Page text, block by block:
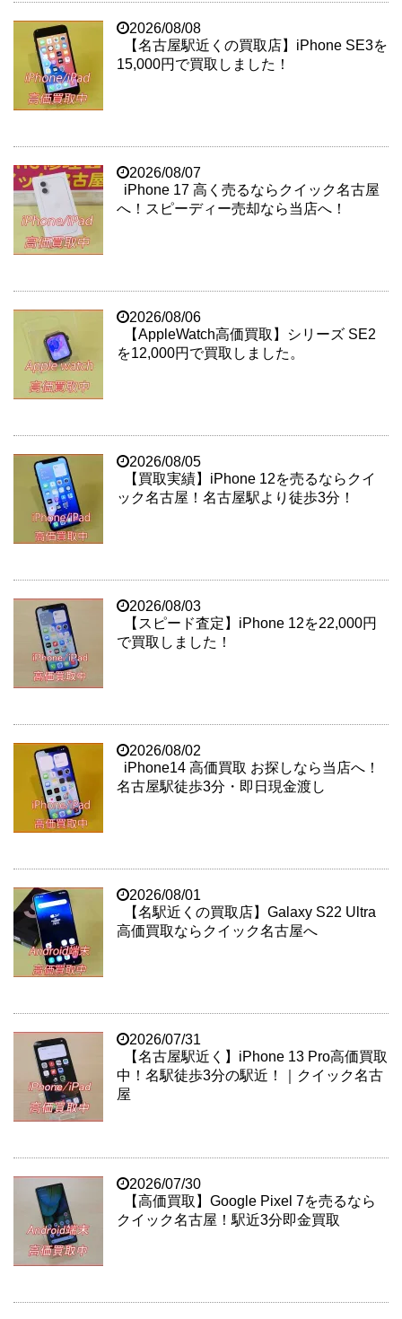
2026/08/08
【名古屋駅近くの買取店】iPhone SE3を
15,000円で買取しました！
2026/08/07
iPhone 17 高く売るならクイック名古屋
へ！スピーディー売却なら当店へ！
2026/08/06
【AppleWatch高価買取】シリーズ SE2
を12,000円で買取しました。
2026/08/05
【買取実績】iPhone 12を売るならクイ
ック名古屋！名古屋駅より徒歩3分！
2026/08/03
【スピード査定】iPhone 12を22,000円
で買取しました！
2026/08/02
iPhone14 高価買取 お探しなら当店へ！
名古屋駅徒歩3分・即日現金渡し
2026/08/01
【名駅近くの買取店】Galaxy S22 Ultra
高価買取ならクイック名古屋へ
2026/07/31
【名古屋駅近く】iPhone 13 Pro高価買取
中！名駅徒歩3分の駅近！｜クイック名古
屋
2026/07/30
【高価買取】Google Pixel 7を売るなら
クイック名古屋！駅近3分即金買取